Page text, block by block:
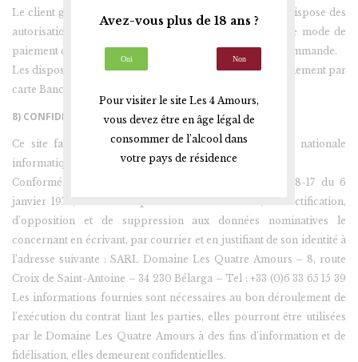
Le client garantit le Domaine Les Quatre Amours qu’il dispose des
autorisations éventuellement nécessaires pour utiliser le mode de
paiement choisi par lui, lors de la validation du bon de commande.
Les dispositions relatives à l’utilisation frauduleuse du paiement par
carte Bancaire sont appliquées.
8) CONFIDENTIALITÉ
Ce site fait l’objet d’une déclaration à la commission nationale
informatique et libertés.
Conformément à la loi Informatique et Libertés N° 78-17 du 6
janvier 1978, le client dispose d’un droit d’accès, de rectification,
d’opposition et de suppression aux données nominatives le
concernant en écrivant, par courrier et en justifiant de son identité à
l’adresse suivante : SARL Domaine Les Quatre Amours – 8, route
Croix de Saint-Antoine – 34 230 Bélarga – Tel : +33 (0)6 33 65 15 39
Les informations fournies sont nécessaires au bon déroulement de
l’exécution du contrat liant les parties, elles pourront être utilisées
par le Domaine Les Quatre Amours à des fins d’information et de
fidélisation, elles demeurent confidentielles.
Avez-vous plus de 18 ans ?
Oui Non
Pour visiter le site Les 4 Amours,
vous devez être en âge légal de
consommer de l’alcool dans
votre pays de résidence